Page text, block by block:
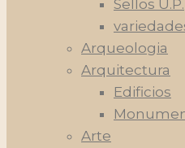
Sellos U.P.
Arqueologia
Arquitectura
Edificios
Arte